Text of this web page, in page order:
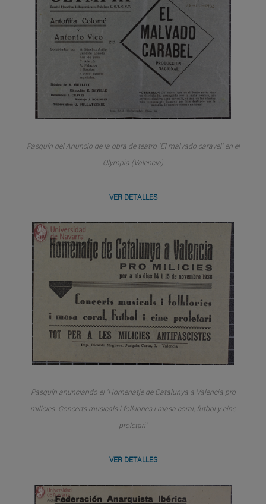
Pasquín del Anuncio de la obra de teatro "El malvado caravel" en el
Olympia (Valencia)
VER DETALLES
Pasquín anunciando el "Homenatje de Catalunya a Valencia pro
milicies. Concerts musicals i folklorics i masa coral, futbol y cine
proletari"
VER DETALLES